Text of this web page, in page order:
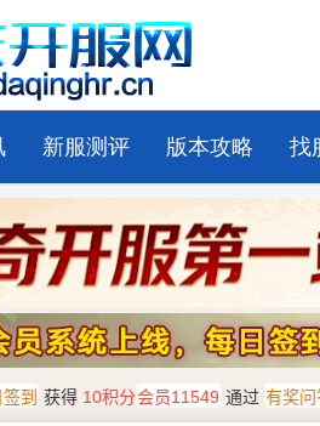
新服测评 版本攻略 找